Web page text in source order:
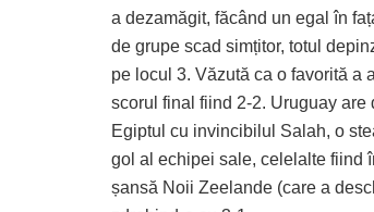
a dezamăgit, făcând un egal în
de grupe scad simțitor, totul
pe locul 3. Văzută ca o favorită a
scorul final fiind 2-2. Uruguay
Egiptul cu invincibilul Salah, o
gol al echipei sale, celelalte fiind
șansă Noii Zeelande (care a